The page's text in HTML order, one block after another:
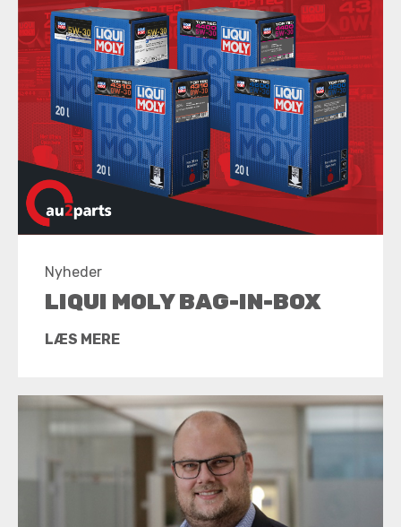
Nyheder
LIQUI MOLY BAG-IN-BOX
LÆS MERE